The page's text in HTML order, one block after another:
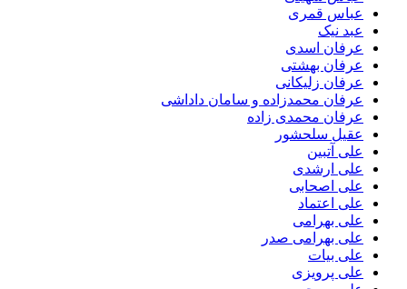
عباس قمری
عبد نیک
عرفان اسدی
عرفان بهشتی
عرفان زلیکانی
عرفان محمدزاده و سامان داداشی
عرفان محمدی زاده
عقیل سلحشور
علی آتبین
علی ارشدی
علی اصحابی
علی اعتماد
علی بهرامی
علی بهرامی صدر
علی بیات
علی پرویزی